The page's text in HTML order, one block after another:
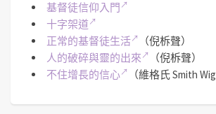
基督徒信仰入門
十字架道
正常的基督徒生活
（倪柝聲）
人的破碎與靈的出來
（倪柝聲）
不住增長的信心
（維格氏 Smith